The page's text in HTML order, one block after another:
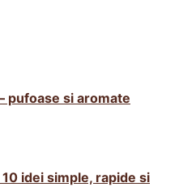
pufoase si aromate
idei simple, rapide si